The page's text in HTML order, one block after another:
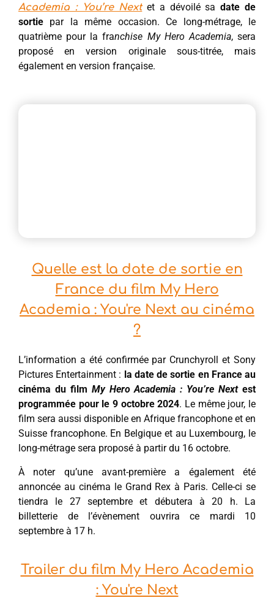
Academia : You’re Next et a dévoilé sadate de
sortie par la même occasion. Ce long-métrage, le
quatrième pour la franchise My Hero Academia, sera
proposé en version originale sous-titrée, mais
également en version française.
Quelle est la date de sortie en
France du film My Hero
Academia : You're Next au cinéma
?
L’information a été confirmée par Crunchyroll et Sony
Pictures Entertainment : la date de sortie en France au
cinéma du film My Hero Academia : You’re Nextest
programmée pour le 9 octobre 2024. Le même jour, le
film sera aussi disponible en Afrique francophone et en
Suisse francophone. En Belgique et au Luxembourg, le
long-métrage sera proposé à partir du 16 octobre.
À noter qu’une avant-première a également été
annoncée au cinéma le Grand Rex à Paris. Celle-ci se
tiendra le 27 septembre et débutera à 20 h. La
billetterie de l’évènement ouvrira ce mardi 10
septembre à 17 h.
Trailer du film My Hero Academia
: You're Next